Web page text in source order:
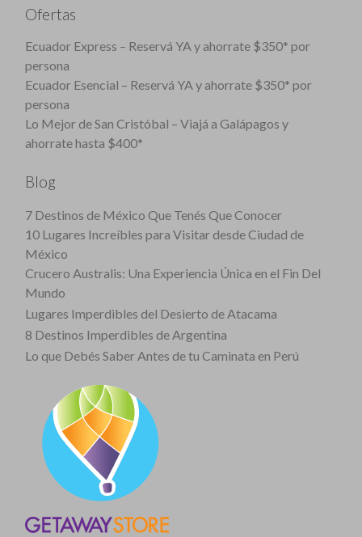
Ofertas
Ecuador Express – Reservá YA y ahorrate $350* por
persona
Ecuador Esencial – Reservá YA y ahorrate $350* por
persona
Lo Mejor de San Cristóbal – Viajá a Galápagos y
ahorrate hasta $400*
Blog
7 Destinos de México Que Tenés Que Conocer
10 Lugares Increíbles para Visitar desde Ciudad de
México
Crucero Australis: Una Experiencia Única en el Fin Del
Mundo
Lugares Imperdibles del Desierto de Atacama
8 Destinos Imperdibles de Argentina
Lo que Debés Saber Antes de tu Caminata en Perú